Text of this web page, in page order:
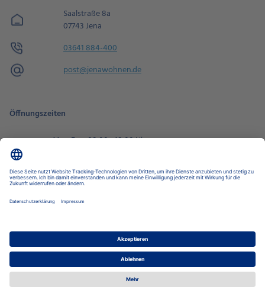
Saalstraße 8a
07743 Jena
03641 884-400
post@jenawohnen.de
Öffnungszeiten
Mo - Fr
08:00 - 18:00 Uhr
Barrierefreiheit
Stadtwerke Jena Gruppe Stadtwerke Energie Nahverkehr
Wohnen